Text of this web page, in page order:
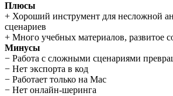
Плюсы
+ Хороший инструмент для несложной
сценариев
+ Много учебных материалов, развитое
Минусы
− Работа с сложными сценариями
− Нет экспорта в код
− Работает только на Mac
− Нет онлайн-шеринга